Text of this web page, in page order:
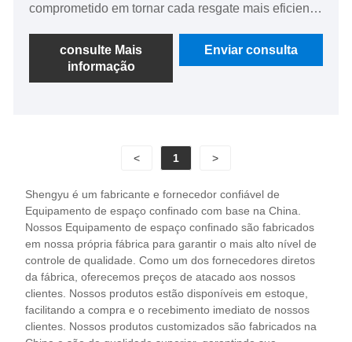
comprometido em tornar cada resgate mais eficiente
consulte Mais
informação
Enviar consulta
< 1 >
Shengyu é um fabricante e fornecedor confiável de
Equipamento de espaço confinado com base na China.
Nossos Equipamento de espaço confinado são fabricados
em nossa própria fábrica para garantir o mais alto nível de
controle de qualidade. Como um dos fornecedores diretos
da fábrica, oferecemos preços de atacado aos nossos
clientes. Nossos produtos estão disponíveis em estoque,
facilitando a compra e o recebimento imediato de nossos
clientes. Nossos produtos customizados são fabricados na